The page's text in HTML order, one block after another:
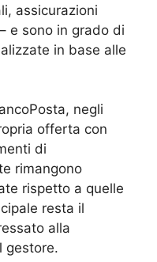
assicurazioni
e sono in grado di
in base alle
negli
offerta con
di
rimangono
rispetto a quelle
resta il
alla
gestore.